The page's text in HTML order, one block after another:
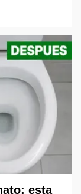
esta